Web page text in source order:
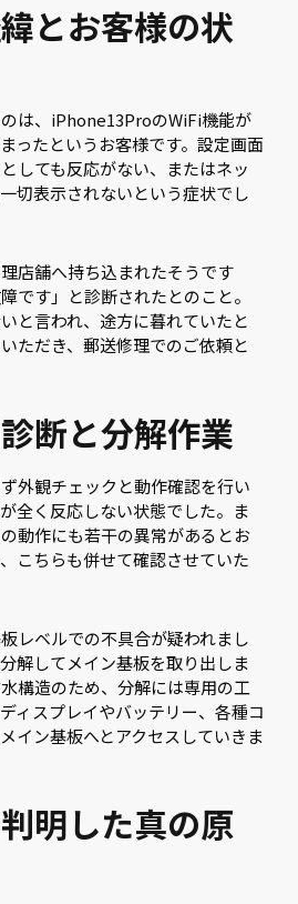
とお客様の状
は、iPhone13ProのWiFi機能が
ったというお客様です。設定画面
しても反応がない、またはネッ
切表示されないという症状でし
店舗へ持ち込まれたそうです
です」と診断されたとのこと。
と言われ、途方に暮れていたと
ただき、郵送修理でのご依頼と
断と分解作業
外観チェックと動作確認を行い
全く反応しない状態でした。ま
動作にも若干の異常があるとお
こちらも併せて確認させていた
レベルでの不具合が疑われまし
解してメイン基板を取り出しま
構造のため、分解には専用の工
ィスプレイやバッテリー、各種コ
イン基板へとアクセスしていきま
明した真の原